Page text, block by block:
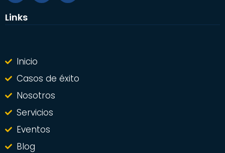
Links
Inicio
Casos de éxito
Nosotros
Servicios
Eventos
Blog